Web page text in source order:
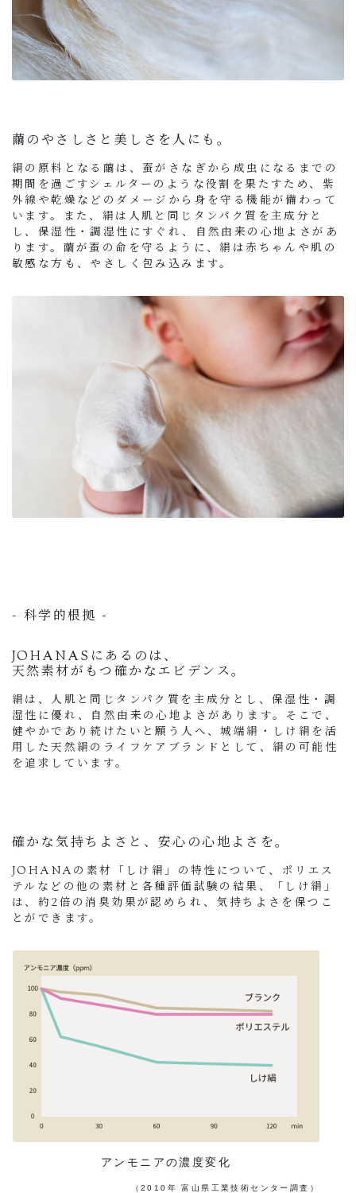
繭のやさしさと美しさを人にも。
絹の原料となる繭は、蚕がさなぎから成虫になるまでの
期間を過ごすシェルターのような役割を果たすため、紫
外線や乾燥などのダメージから身を守る機能が備わって
います。また、絹は人肌と同じタンパク質を主成分と
し、保湿性・調湿性にすぐれ、自然由来の心地よさがあ
ります。繭が蚕の命を守るように、絹は赤ちゃんや肌の
敏感な方も、やさしく包み込みます。
- 科学的根拠 -
JOHANASにあるのは、
天然素材がもつ確かなエビデンス。
絹は、人肌と同じタンパク質を主成分とし、保湿性・調
湿性に優れ、自然由来の心地よさがあります。そこで、
健やかであり続けたいと願う人へ、城端絹・しけ絹を活
用した天然絹のライフケアブランドとして、絹の可能性
を追求しています。
確かな気持ちよさと、安心の心地よさを。
JOHANAの素材「しけ絹」の特性について、ポリエス
テルなどの他の素材と各種評価試験の結果、「しけ絹」
は、約2倍の消臭効果が認められ、気持ちよさを保つこ
とができます。
アンモニアの濃度変化
（2010年 富山県工業技術センター調査）